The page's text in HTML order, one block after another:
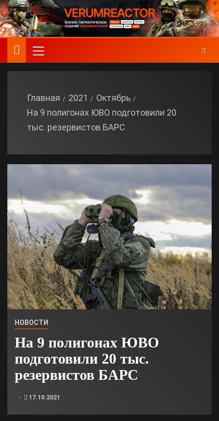
Главная 2021
Октябрь
На 9 полигонах ЮВО подготовили 20
тыс. резервистов БАРС
НОВОСТИ
На 9 полигонах ЮВО
подготовили 20 тыс.
резервистов БАРС
17.10.2021